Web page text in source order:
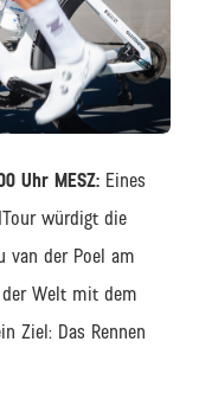
Uhr MESZ: Eines
würdigt die
van der Poel am
der Welt mit dem
Ziel: Das Rennen